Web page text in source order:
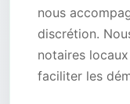
nous
discrétion.
notaires
faciliter les